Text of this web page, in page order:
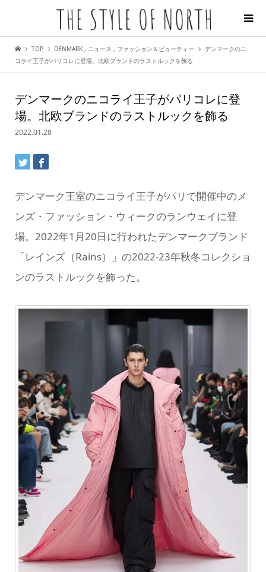
TOP DENMARK , ニュース , ファッション＆ビューティー
デンマークのニ
コライ王子がパリコレに登場。北欧ブランドのラストルックを飾る
デンマークのニコライ王子がパリコレに登
場。北欧ブランドのラストルックを飾る
2022.01.28
デンマーク王室のニコライ王子がパリで開催中のメ
ンズ・ファッション・ウィークのランウェイに登
場。2022年1月20日に行われたデンマークブランド
「レインズ（Rains）」の2022-23年秋冬コレクショ
ンのラストルックを飾った。